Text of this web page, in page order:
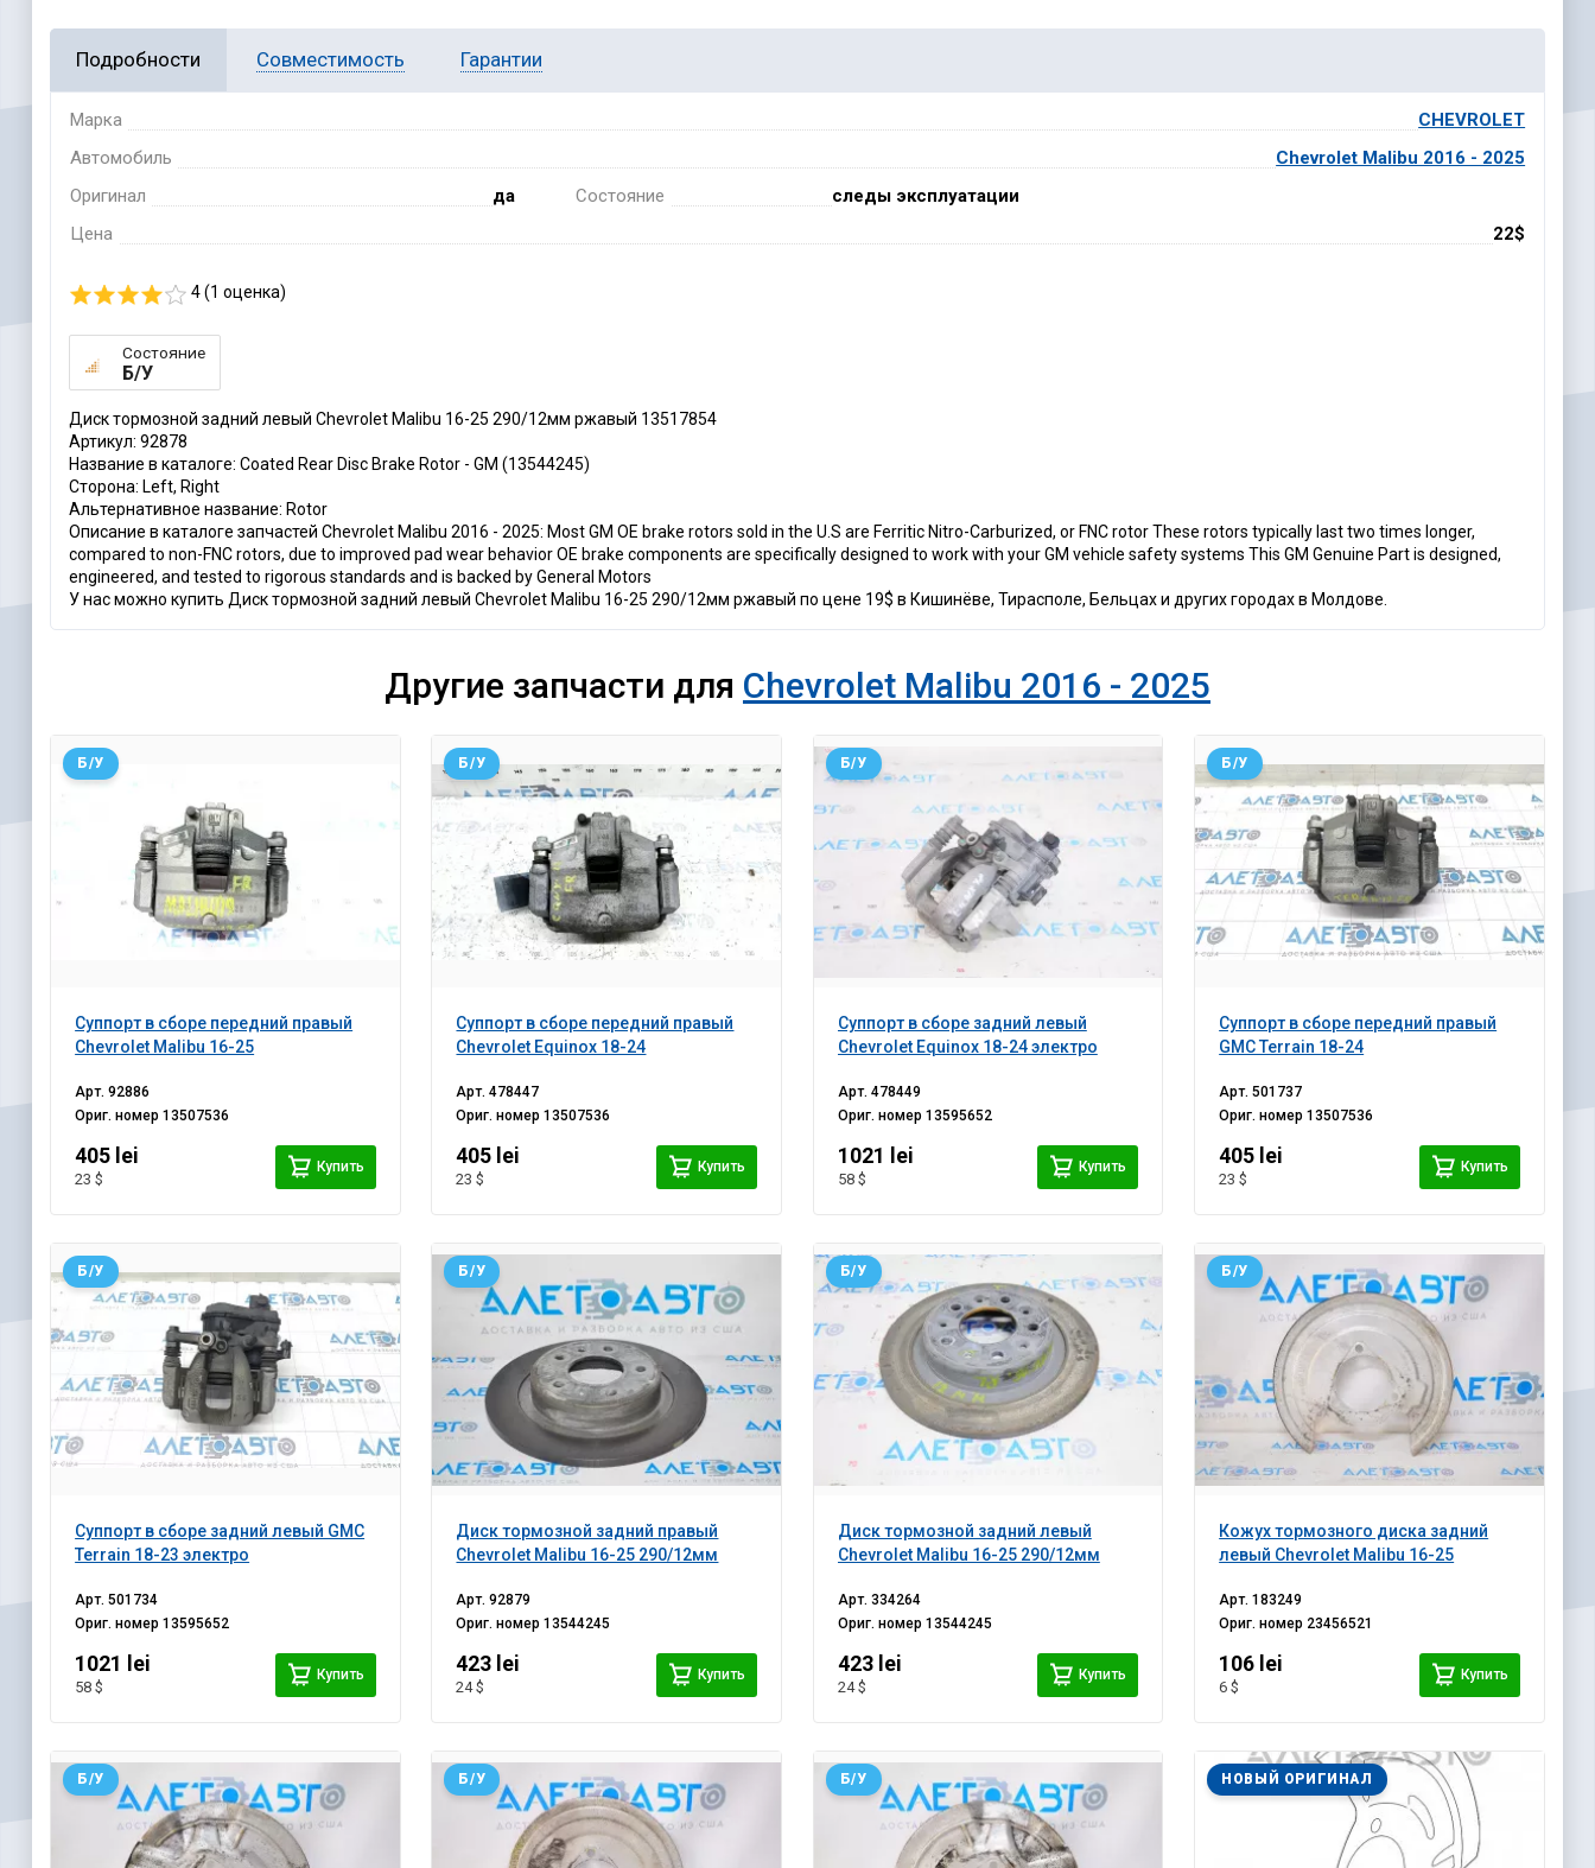
Подробности Совместимость Гарантии
Марка
CHEVROLET
Автомобиль
Chevrolet Malibu 2016 - 2025
Оригинал
да Состояние
следы эксплуатации
Цена
22$
4 (1 оценка)
Состояние
Б/У
Диск тормозной задний левый Chevrolet Malibu 16-25 290/12мм ржавый 13517854
Артикул: 92878
Название в каталоге: Coated Rear Disc Brake Rotor - GM (13544245)
Сторона: Left, Right
Альтернативное название: Rotor
Описание в каталоге запчастей Chevrolet Malibu 2016 - 2025: Most GM OE brake rotors sold in the U.S are Ferritic Nitro-Carburized, or FNC rotor These rotors typically last two times longer,
compared to non-FNC rotors, due to improved pad wear behavior OE brake components are specifically designed to work with your GM vehicle safety systems This GM Genuine Part is designed,
engineered, and tested to rigorous standards and is backed by General Motors
У нас можно купить Диск тормозной задний левый Chevrolet Malibu 16-25 290/12мм ржавый по цене 19$ в Кишинёве, Тирасполе, Бельцах и других городах в Молдове.
Другие запчасти для Chevrolet Malibu 2016 - 2025
Суппорт в сборе передний правый
Chevrolet Malibu 16-25
Б/У
Арт.92886
Ориг. номер13507536
405 lei
23 $
Купить
Суппорт в сборе передний правый
Chevrolet Equinox 18-24
Б/У
Арт.478447
Ориг. номер13507536
405 lei
23 $
Купить
Суппорт в сборе задний левый
Chevrolet Equinox 18-24 электро
Б/У
Арт. 478449
Ориг. номер 13595652
1021 lei
58 $
Купить
Суппорт в сборе передний правый
GMC Terrain 18-24
Б/У
Арт.501737
Ориг. номер13507536
405 lei
23 $
Купить
Суппорт в сборе задний левый GMC
Terrain 18-23 электро
Б/У
Арт.501734
Ориг. номер13595652
1021 lei
58 $
Купить
Диск тормозной задний правый
Chevrolet Malibu 16-25 290/12мм
Б/У
Арт.92879
Ориг. номер13544245
423 lei
24 $
Купить
Диск тормозной задний левый
Chevrolet Malibu 16-25 290/12мм
Б/У
Арт. 334264
Ориг. номер 13544245
423 lei
24 $
Купить
Кожух тормозного диска задний
левый Chevrolet Malibu 16-25
Б/У
Арт.183249
Ориг. номер 23456521
106 lei
6 $
Купить
Б/У Б/У Б/У НОВЫЙ ОРИГИНАЛ